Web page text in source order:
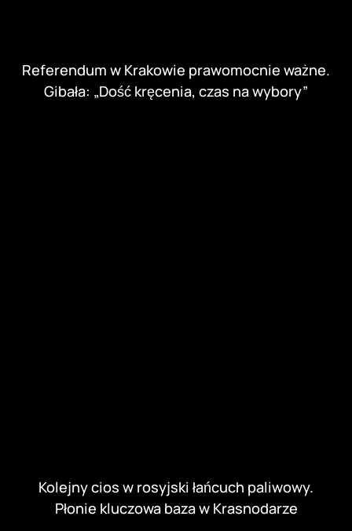
Referendum w Krakowie prawomocnie ważne.
Gibała: „Dość kręcenia, czas na wybory”
Kolejny cios w rosyjski łańcuch paliwowy.
Płonie kluczowa baza w Krasnodarze